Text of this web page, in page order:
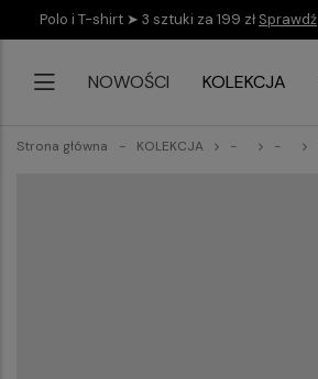
Polo i T-shirt ➤ 3 sztuki za 199 zł Sprawdź
NOWOŚCI KOLEKCJA
Strona główna KOLEKCJA